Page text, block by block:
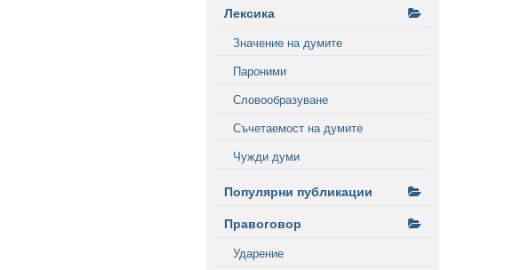
Лексика
Значение на думите
Пароними
Словообразуване
Съчетаемост на думите
Чужди думи
Популярни публикации
Правоговор
Ударение